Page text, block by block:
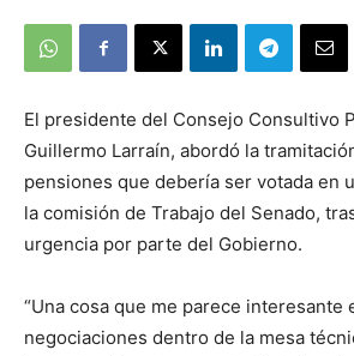
El presidente del Consejo Consultivo
Guillermo Larraín, abordó la
pensiones que debería ser votada en
la comisión de Trabajo del Senado,
urgencia por parte del Gobierno.
“Una cosa que me parece interesante
negociaciones dentro de la mesa